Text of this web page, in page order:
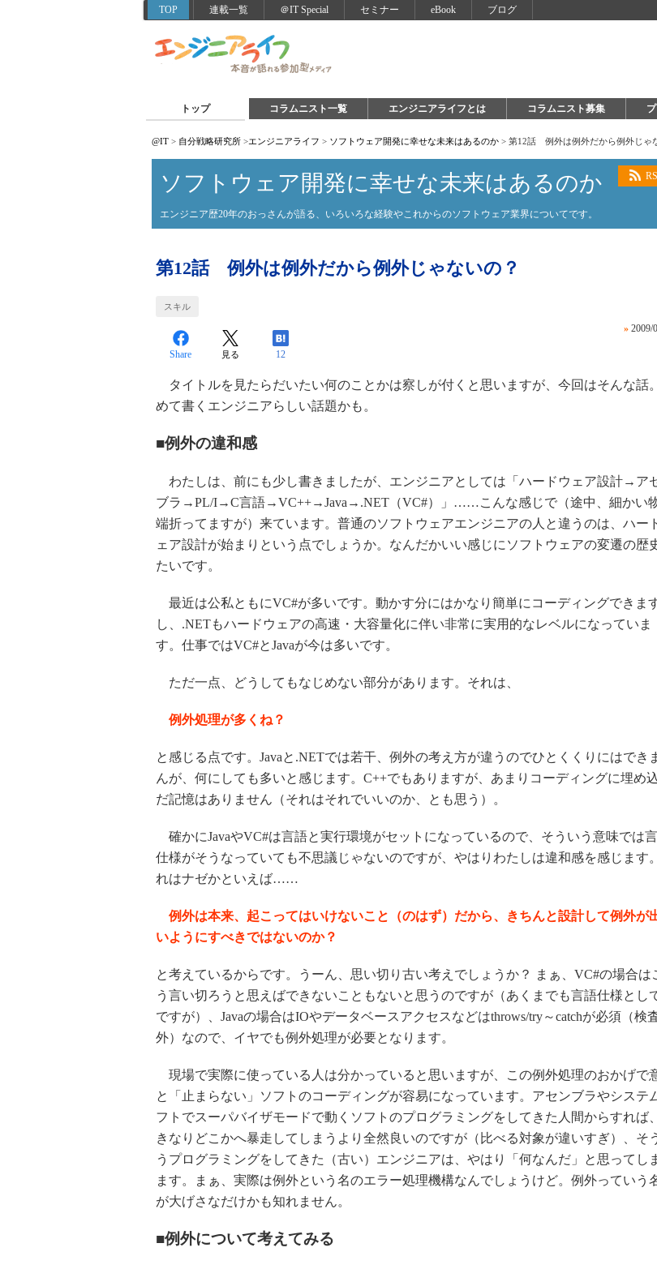
TOP 連載一覧 ＠IT Special セミナー eBook ブログ
トップ コラムニスト一覧 エンジニアライフとは コラムニスト募集
@IT > 自分戦略研究所 >エンジニアライフ > ソフトウェア開発に幸せな未来はあるのか > 第12話 例外は例外だから例外じゃ
ソフトウェア開発に幸せな未来はあるのか
エンジニア歴20年のおっさんが語る、いろいろな経験やこれからのソフトウェア業界についてです。
第12話 例外は例外だから例外じゃないの？
スキル
» 2009/
Share 見る 12
タイトルを見たらだいたい何のことかは察しが付くと思いますが、今回はそんな話
めて書くエンジニアらしい話題かも。
■例外の違和感
わたしは、前にも少し書きましたが、エンジニアとしては「ハードウェア設計→ア
ブラ→PL/I→C言語→VC++→Java→.NET（VC#）」……こんな感じで（途中、細かい
端折ってますが）来ています。普通のソフトウェアエンジニアの人と違うのは、ハー
ェア設計が始まりという点でしょうか。なんだかいい感じにソフトウェアの変遷の歴
たいです。
最近は公私ともにVC#が多いです。動かす分にはかなり簡単にコーディングできま
し、.NETもハードウェアの高速・大容量化に伴い非常に実用的なレベルになっていま
す。仕事ではVC#とJavaが今は多いです。
ただ一点、どうしてもなじめない部分があります。それは、
例外処理が多くね？
と感じる点です。Javaと.NETでは若干、例外の考え方が違うのでひとくくりにはでき
んが、何にしても多いと感じます。C++でもありますが、あまりコーディングに埋め
だ記憶はありません（それはそれでいいのか、とも思う）。
確かにJavaやVC#は言語と実行環境がセットになっているので、そういう意味では
仕様がそうなっていても不思議じゃないのですが、やはりわたしは違和感を感じます
れはナゼかといえば……
例外は本来、起こってはいけないこと（のはず）だから、きちんと設計して例外が
いようにすべきではないのか？
と考えているからです。うーん、思い切り古い考えでしょうか？ まぁ、VC#の場合は
う言い切ろうと思えばできないこともないと思うのですが（あくまでも言語仕様とし
ですが）、Javaの場合はIOやデータベースアクセスなどはthrows/try～catchが必須（検
外）なので、イヤでも例外処理が必要となります。
現場で実際に使っている人は分かっていると思いますが、この例外処理のおかげで
と「止まらない」ソフトのコーディングが容易になっています。アセンブラやシステ
フトでスーパバイザモードで動くソフトのプログラミングをしてきた人間からすれば
きなりどこかへ暴走してしまうより全然良いのですが（比べる対象が違いすぎ）、そ
うプログラミングをしてきた（古い）エンジニアは、やはり「何なんだ」と思ってし
ます。まぁ、実際は例外という名のエラー処理機構なんでしょうけど。例外っていう
が大げさなだけかも知れません。
■例外について考えてみる